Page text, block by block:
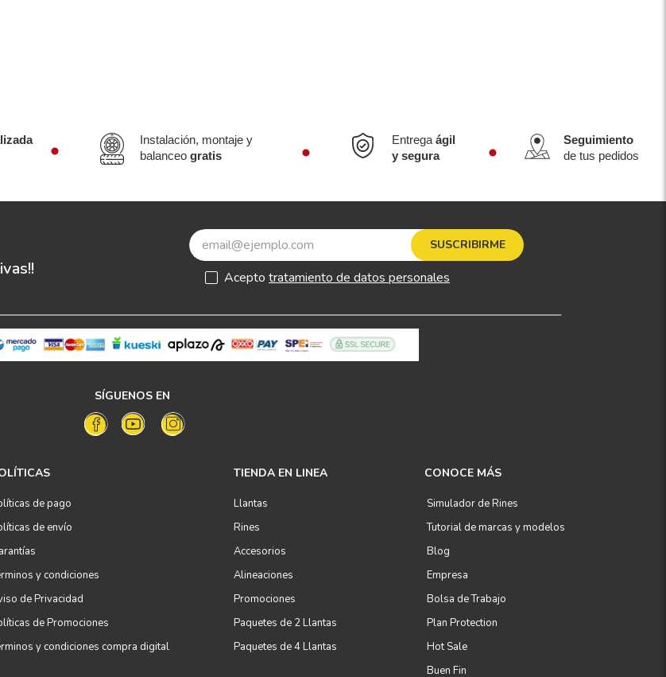
Instalación, montaje y
balanceogratis
Entrega ágil
y segura
Seguimiento
de tus pedidos
SUSCRIBIRME
Acepto tratamiento de datos personales
SÍGUENOS EN
de pago
de envío
y condiciones
de Privacidad
de Promociones
y condiciones compra digital
TIENDA EN LINEA
Llantas
Rines
Accesorios
Alineaciones
Promociones
Paquetes de 2 Llantas
Paquetes de 4 Llantas
CONOCE MÁS
Simulador de Rines
Tutorial de marcas y modelos
Blog
Empresa
Bolsa de Trabajo
Plan Protection
Hot Sale
Buen Fin